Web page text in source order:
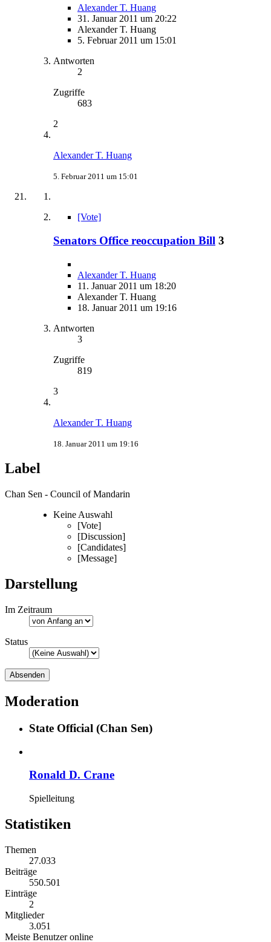
Alexander T. Huang
31. Januar 2011 um 20:22
Alexander T. Huang
5. Februar 2011 um 15:01
Antworten
2
Zugriffe
683
2
Alexander T. Huang
5. Februar 2011 um 15:01
[Vote]
Senators Office reoccupation Bill 3
Alexander T. Huang
11. Januar 2011 um 18:20
Alexander T. Huang
18. Januar 2011 um 19:16
Antworten
3
Zugriffe
819
3
Alexander T. Huang
18. Januar 2011 um 19:16
Label
Chan Sen - Council of Mandarin
Keine Auswahl
[Vote]
[Discussion]
[Candidates]
[Message]
Darstellung
Im Zeitraum
Status
Moderation
State Official (Chan Sen)
Ronald D. Crane
Spielleitung
Statistiken
Themen
27.033
Beiträge
550.501
Einträge
2
Mitglieder
3.051
Meiste Benutzer online